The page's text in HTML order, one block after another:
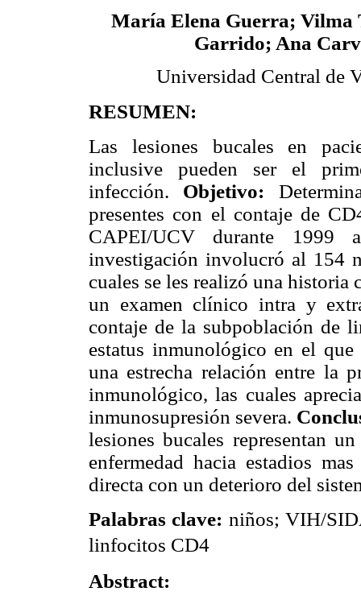
María Elena Guerra; Vilma
Garrido; Ana
Universidad Central de
RESUMEN:
Las lesiones bucales en
inclusive pueden ser el
infección. Objetivo:
presentes con el contaje de
CAPEI/UCV durante
investigación involucró al 154
cuales se les realizó una
un examen clínico intra y
contaje de la subpoblación de
estatus inmunológico en el
una estrecha relación entre la
inmunológico, las cuales
inmunosupresión severa.
lesiones bucales representan
enfermedad hacia estadios
directa con un deterioro del
Palabras clave: niños; VIH/
linfocitos CD4
Abstract: